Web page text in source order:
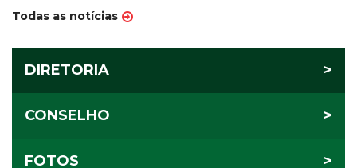
Todas as notícias
DIRETORIA >
CONSELHO >
FOTOS >